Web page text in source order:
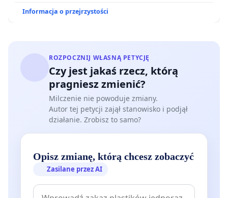
Informacja o przejrzystości
ROZPOCZNIJ WŁASNĄ PETYCJĘ
Czy jest jakaś rzecz, którą
pragniesz zmienić?
Milczenie nie powoduje zmiany.
Autor tej petycji zajął stanowisko i podjął
działanie. Zrobisz to samo?
Opisz zmianę, którą chcesz zobaczyć
Zasilane przez AI